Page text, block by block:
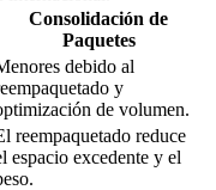
Consolidación de
Paquetes
debido al
y
de volumen.
reempaquetado reduce
espacio excedente y el